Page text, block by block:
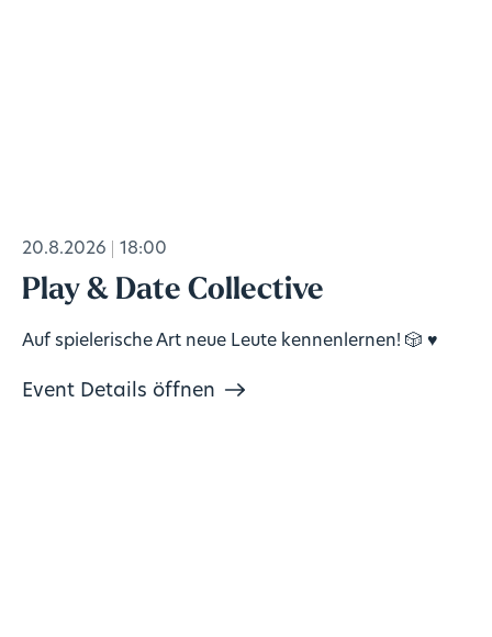
20.8.2026 18:00
Play & Date Collective
Auf spielerische Art neue Leute kennenlernen! 🎲 ♥️
Event Details öffnen